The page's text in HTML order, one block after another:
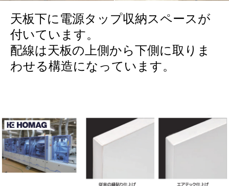
天板下に電源タップ収納スペースが
付いています。
配線は天板の上側から下側に取りま
わせる構造になっています。